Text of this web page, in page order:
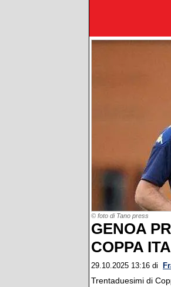
© foto di Tano press
GENOA
COPPA
29.10.2025 13:16 di
Trentaduesimi di